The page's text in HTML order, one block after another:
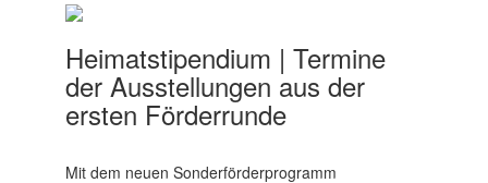
Heimatstipendium | Termine
der Ausstellungen aus der
ersten Förderrunde
Mit dem neuen Sonderförderprogramm